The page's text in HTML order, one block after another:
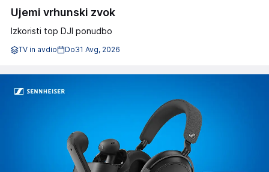
Ujemi vrhunski zvok
Izkoristi top DJI ponudbo
TV in avdio Do31 Avg, 2026